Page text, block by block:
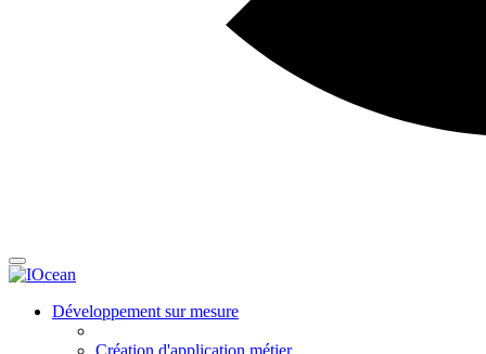
Développement sur mesure
Création d'application métier